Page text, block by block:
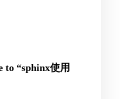
to “sphinx使用